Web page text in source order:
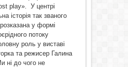
play». У центрі
історія так званого
у формі
потоку
роль у виставі
та режисер Галина
ні до чого не